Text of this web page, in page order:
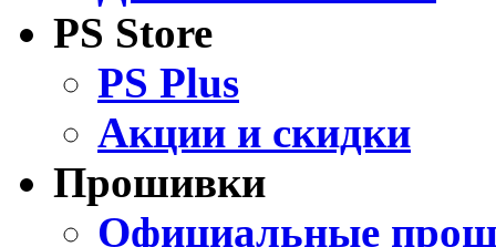
PS Store
PS Plus
Акции и скидки
Прошивки
Официальные